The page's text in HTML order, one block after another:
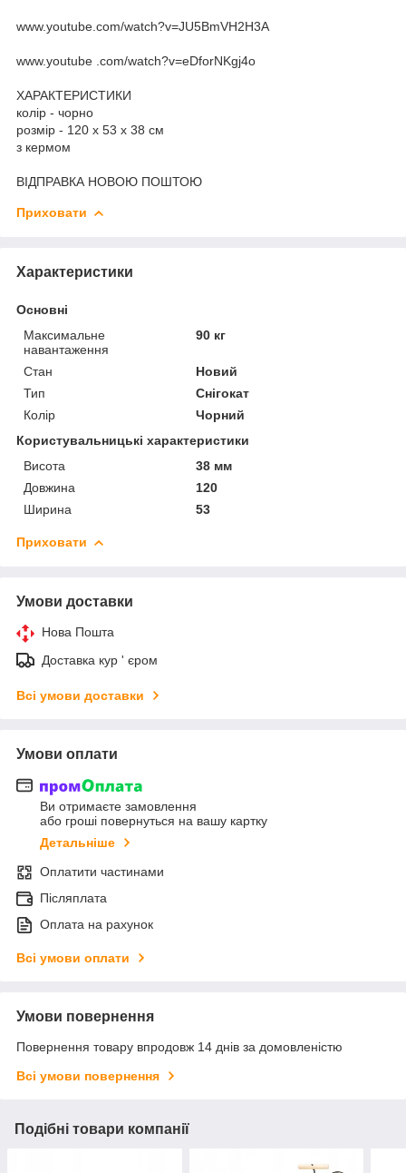
www.youtube.com/watch?v=JU5BmVH2H3A
www.youtube .com/watch?v=eDforNKgj4o
ХАРАКТЕРИСТИКИ
колір - чорно
розмір - 120 x 53 x 38 см
з кермом
ВІДПРАВКА НОВОЮ ПОШТОЮ
Приховати
Характеристики
Основні
Максимальне
навантаження
90 кг
Стан
Новий
Тип
Снігокат
Колір
Чорний
Користувальницькі характеристики
Висота
38 мм
Довжина
120
Ширина
53
Приховати
Умови доставки
Нова Пошта
Доставка кур ' єром
Всі умови доставки
Умови оплати
Ви отримаєте замовлення
або гроші повернуться на вашу картку
Детальніше
Оплатити частинами
Післяплата
Оплата на рахунок
Всі умови оплати
Умови повернення
Повернення товару впродовж 14 днів за домовленістю
Всі умови повернення
Подібні товари компанії